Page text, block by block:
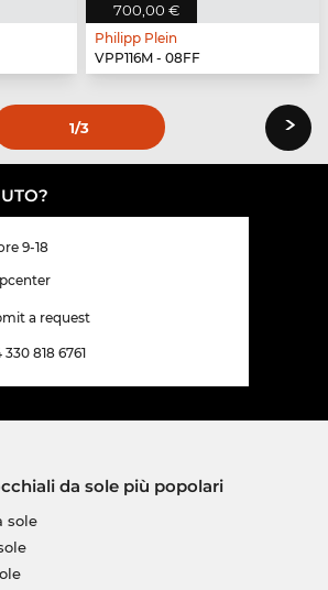
700,00 €
Philipp Plein
VPP116M - 08FF
1/3 ›
9-18
a request
330 818 6761
da sole più popolari
sole